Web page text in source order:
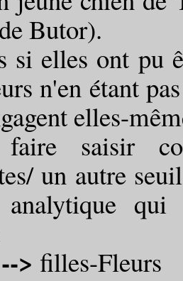
Butor).
ont pu être
n'en étant
elles-
saisir
un autre
--> filles-Fleurs